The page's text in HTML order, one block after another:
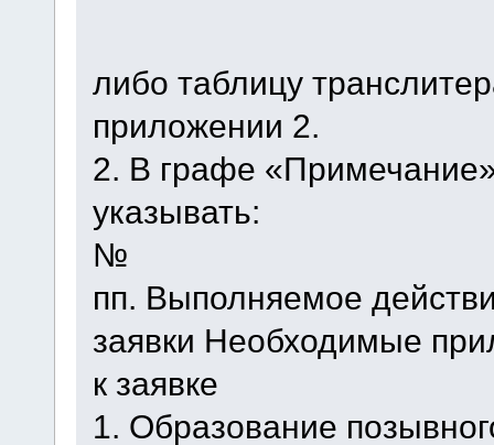
либо таблицу
приложении 2.
2. В графе
указывать:
№
пп. Выполняемое
заявки Необходимые
к заявке
1. Образование